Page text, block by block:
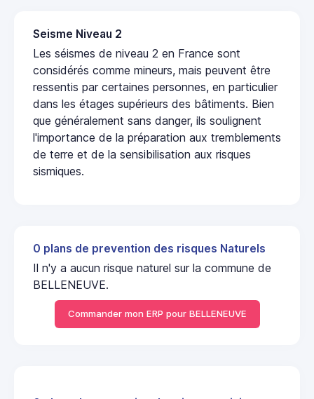
Seisme Niveau 2
Les séismes de niveau 2 en France sont
considérés comme mineurs, mais peuvent être
ressentis par certaines personnes, en particulier
dans les étages supérieurs des bâtiments. Bien
que généralement sans danger, ils soulignent
l'importance de la préparation aux tremblements
de terre et de la sensibilisation aux risques
sismiques.
0 plans de prevention des risques Naturels
Il n'y a aucun risque naturel sur la commune de
BELLENEUVE.
Commander mon ERP pour BELLENEUVE